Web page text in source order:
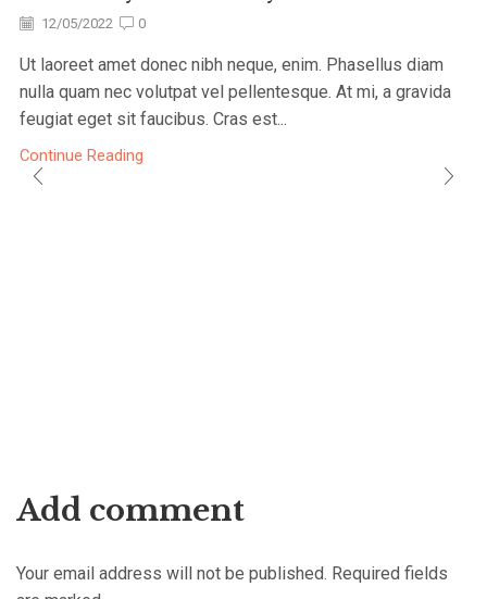
12/05/2022 0
Ut laoreet amet donec nibh neque, enim. Phasellus diam
nulla quam nec volutpat vel pellentesque. At mi, a gravida
feugiat eget sit faucibus. Cras est...
Continue Reading
Add comment
Your email address will not be published. Required fields